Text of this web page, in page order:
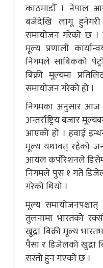
काठमाडौँ । नेपाल
बजेदेखि लागू हुनेगरी
समायोजन गरेको छ ।
मूल्य प्रणाली
निगमले साबिकको
बिक्री मूल्यमा
समायोजन गरेको हो ।
निगमका अनुसार आज
अन्तर्राष्ट्रिय बजार
आएको हो । हवाई
मूल्य यथावत् रहेको
आयल कर्पोरेशनले
निगमले पुस १ गते
गरेको थियो ।
मूल्य समायोजनपश्चात्
तुलनामा भारतको
खुद्रा बिक्री मूल्य
पैसा र डिजेलको खुद्रा
सस्तो हुन गएको छ ।